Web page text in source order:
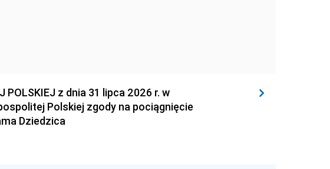
POLSKIEJ z dnia 31 lipca 2026 r. w
Polskiej zgody na pociągnięcie
Dziedzica